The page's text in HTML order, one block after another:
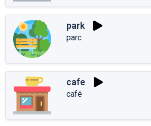
park
parc
cafe
café